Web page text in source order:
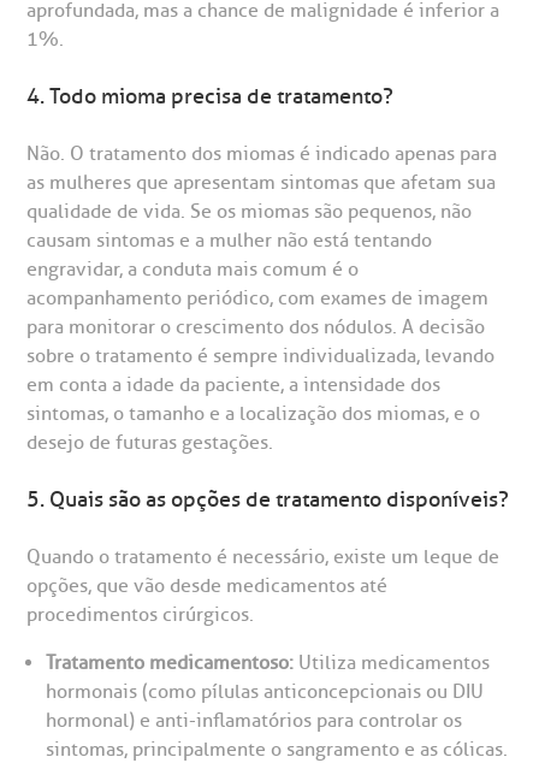
aprofundada, mas a chance de malignidade é inferior a
1%.
4. Todo mioma precisa de tratamento?
Não. O tratamento dos miomas é indicado apenas para
as mulheres que apresentam sintomas que afetam sua
qualidade de vida. Se os miomas são pequenos, não
causam sintomas e a mulher não está tentando
engravidar, a conduta mais comum é o
acompanhamento periódico, com exames de imagem
para monitorar o crescimento dos nódulos. A decisão
sobre o tratamento é sempre individualizada, levando
em conta a idade da paciente, a intensidade dos
sintomas, o tamanho e a localização dos miomas, e o
desejo de futuras gestações.
5. Quais são as opções de tratamento disponíveis?
Quando o tratamento é necessário, existe um leque de
opções, que vão desde medicamentos até
procedimentos cirúrgicos.
Tratamento medicamentoso: Utiliza medicamentos
hormonais (como pílulas anticoncepcionais ou DIU
hormonal) e anti-inflamatórios para controlar os
sintomas, principalmente o sangramento e as cólicas.